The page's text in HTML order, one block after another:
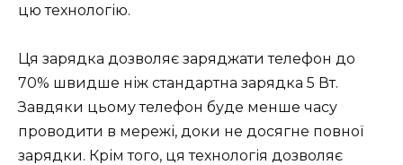
цю технологію.
Ця зарядка дозволяє заряджати телефон до
70% швидше ніж стандартна зарядка 5 Вт.
Завдяки цьому телефон буде менше часу
проводити в мережі, доки не досягне повної
зарядки. Крім того, ця технологія дозволяє